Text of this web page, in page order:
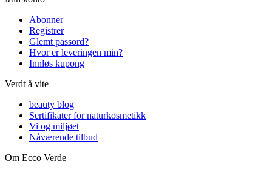
Abonner
Registrer
Glemt passord?
Hvor er leveringen min?
Innløs kupong
Verdt å vite
beauty blog
Sertifikater for naturkosmetikk
Vi og miljøet
Nåværende tilbud
Om Ecco Verde